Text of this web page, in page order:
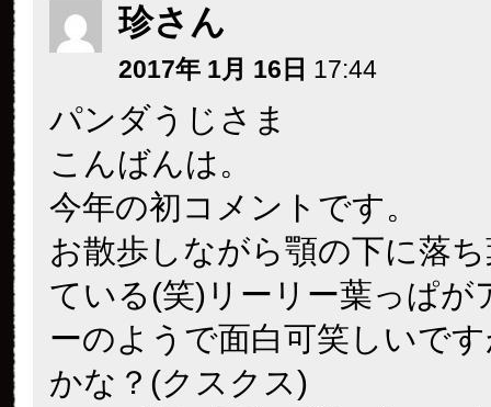
珍さん
2017年 1月 16日 17:44
パンダうじさま
こんばんは。
今年の初コメントです。
お散歩しながら顎の下に落
ている(笑)リーリー葉っぱが
ーのようで面白可笑しいで
かな？(クスクス)